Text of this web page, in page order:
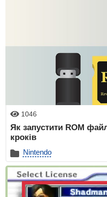
1046
Як запустити ROM
кроків
Nintendo